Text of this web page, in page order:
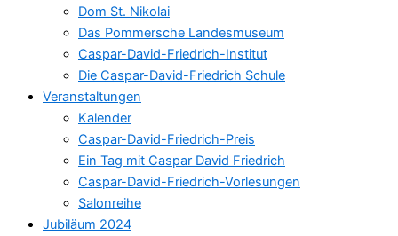
Dom St. Nikolai
Das Pommersche Landesmuseum
Caspar-David-Friedrich-Institut
Die Caspar-David-Friedrich Schule
Veranstaltungen
Kalender
Caspar-David-Friedrich-Preis
Ein Tag mit Caspar David Friedrich
Caspar-David-Friedrich-Vorlesungen
Salonreihe
Jubiläum 2024